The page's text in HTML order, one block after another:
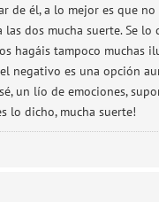
de él, a lo mejor es que no
las dos mucha suerte. Se lo
hagáis tampoco muchas
negativo es una opción
un lío de emociones,
lo dicho, mucha suerte!